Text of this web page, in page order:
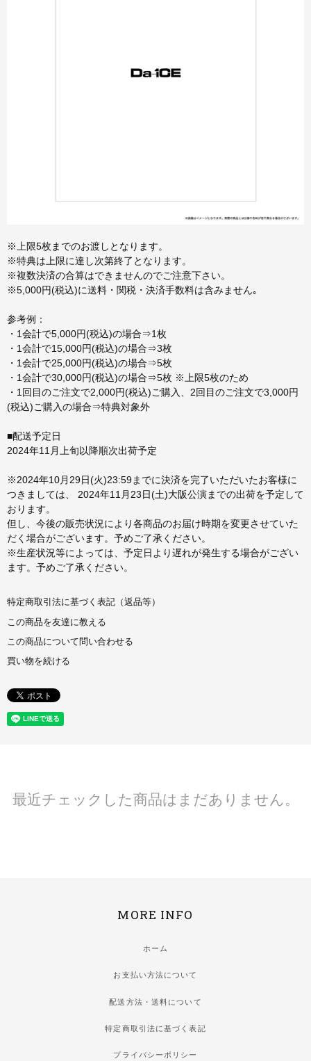
※上限5枚までのお渡しとなります。
※特典は上限に達し次第終了となります。
※複数決済の合算はできませんのでご注意下さい。
※5,000円(税込)に送料・関税・決済手数料は含みません｡
参考例：
・1会計で5,000円(税込)の場合⇒1枚
・1会計で15,000円(税込)の場合⇒3枚
・1会計で25,000円(税込)の場合⇒5枚
・1会計で30,000円(税込)の場合⇒5枚 ※上限5枚のため
・1回目のご注文で2,000円(税込)ご購入、2回目のご注文で3,000円
(税込)ご購入の場合⇒特典対象外
■配送予定日
2024年11月上旬以降順次出荷予定
※2024年10月29日(火)23:59までに決済を完了いただいたお客様に
つきましては、 2024年11月23日(土)大阪公演までの出荷を予定して
おります。
但し、今後の販売状況により各商品のお届け時期を変更させていた
だく場合がございます。予めご了承ください。
※生産状況等によっては、予定日より遅れが発生する場合がござい
ます。予めご了承ください。
特定商取引法に基づく表記（返品等）
この商品を友達に教える
この商品について問い合わせる
買い物を続ける
最近チェックした商品はまだありません。
MORE INFO
ホーム
お支払い方法について
配送方法・送料について
特定商取引法に基づく表記
プライバシーポリシー